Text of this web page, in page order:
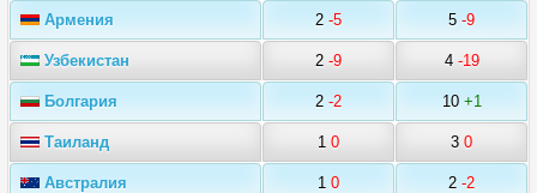
Армения 2 -5 5 -9
Узбекистан 2 -9 4-19
Болгария 2 -2 10+1
Таиланд 1 0 3 0
Австралия 1 0 2 -2